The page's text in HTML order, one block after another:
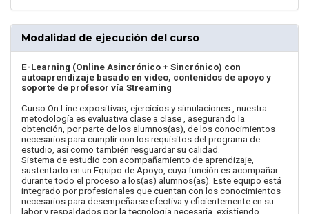
Modalidad de ejecución del curso
E-Learning (Online Asincrónico + Sincrónico) con
autoaprendizaje basado en video, contenidos de apoyo y
soporte de profesor vía Streaming
Curso On Line expositivas, ejercicios y simulaciones , nuestra
metodología es evaluativa clase a clase , asegurando la
obtención, por parte de los alumnos(as), de los conocimientos
necesarios para cumplir con los requisitos del programa de
estudio, así como también resguardar su calidad.
Sistema de estudio con acompañamiento de aprendizaje,
sustentado en un Equipo de Apoyo, cuya función es acompañar
durante todo el proceso a los(as) alumnos(as). Este equipo está
integrado por profesionales que cuentan con los conocimientos
necesarios para desempeñarse efectiva y eficientemente en su
labor y respaldados por la tecnología necesaria, existiendo